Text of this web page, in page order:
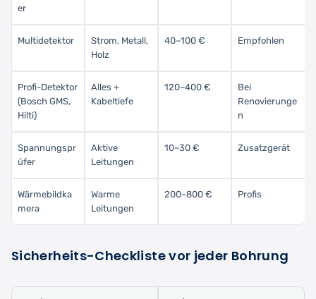
er
Multidetektor
Strom, Metall,
Holz
40–100 € Empfohlen
Profi-Detektor
(Bosch GMS,
Hilti)
Alles +
Kabeltiefe
120–400 €
Bei
Renovierunge
n
Spannungspr
üfer
Aktive
Leitungen
10–30 € Zusatzgerät
Wärmebildka
mera
Warme
Leitungen
200–800 € Profis
Sicherheits-Checkliste vor jeder Bohrung